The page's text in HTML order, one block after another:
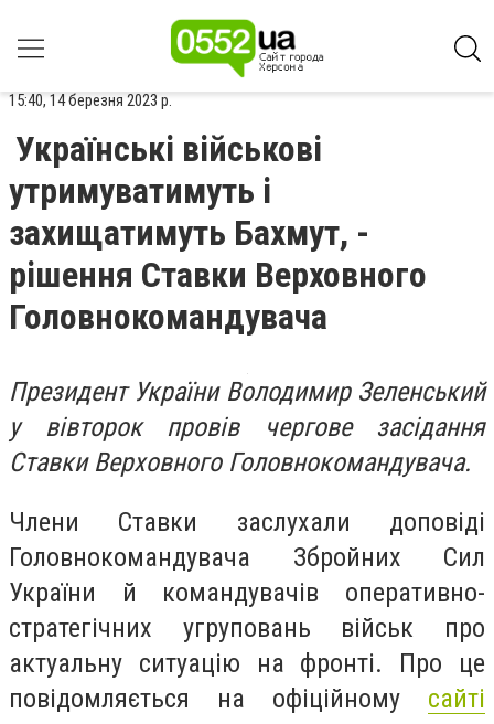
15:40, 14 березня 2023 р.
Українські військові
утримуватимуть і
захищатимуть Бахмут, -
рішення Ставки Верховного
Головнокомандувача
Президент України Володимир Зеленський
у вівторок провів чергове засідання
Ставки Верховного Головнокомандувача.
Члени Ставки заслухали доповіді
Головнокомандувача Збройних Сил
України й командувачів оперативно-
стратегічних угруповань військ про
актуальну ситуацію на фронті. Про це
повідомляється на офіційному сайті